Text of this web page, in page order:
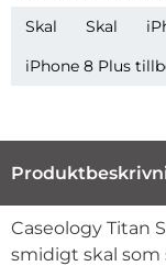
Skal Skal
iPhone 8 Plus
Caseology Titan
smidigt skal